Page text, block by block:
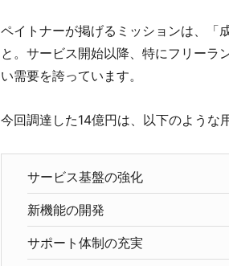
ペイトナーが掲げるミッションは、「
と。サービス開始以降、特にフリーラ
い需要を誇っています。
今回調達した14億円は、以下のような
サービス基盤の強化
新機能の開発
サポート体制の充実